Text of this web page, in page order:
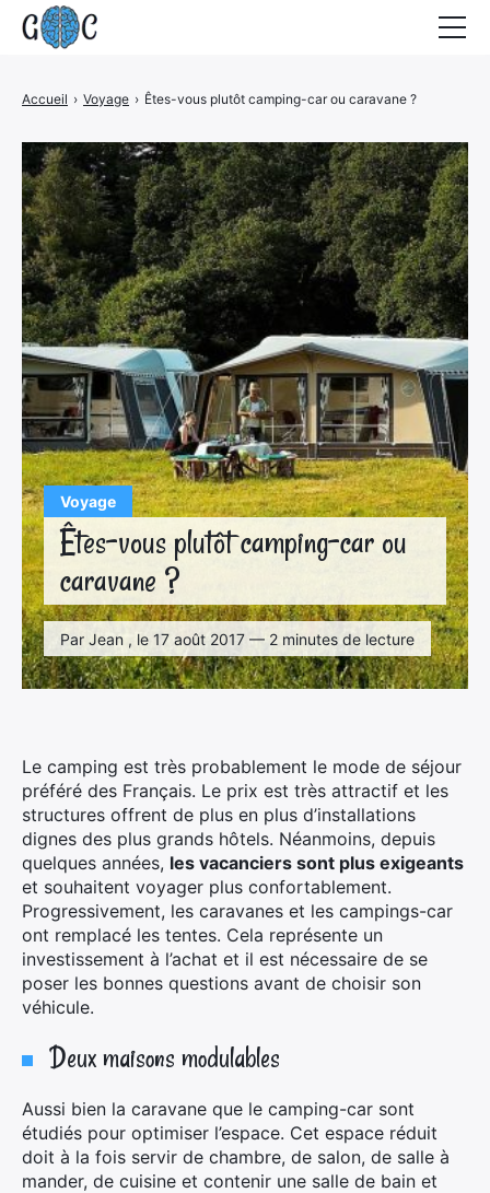
Voyage
Êtes-vous plutôt camping-car ou
caravane ?
Par Jean , le 17 août 2017 — 2 minutes de lecture
Accueil › Voyage › Êtes-vous plutôt camping-car ou caravane ?
Le camping est très probablement le mode de séjour
préféré des Français. Le prix est très attractif et les
structures offrent de plus en plus d’installations
dignes des plus grands hôtels. Néanmoins, depuis
quelques années, les vacanciers sont plus exigeants
et souhaitent voyager plus confortablement.
Progressivement, les caravanes et les campings-car
ont remplacé les tentes. Cela représente un
investissement à l’achat et il est nécessaire de se
poser les bonnes questions avant de choisir son
véhicule.
Deux maisons modulables
Aussi bien la caravane que le camping-car sont
étudiés pour optimiser l’espace. Cet espace réduit
doit à la fois servir de chambre, de salon, de salle à
mander, de cuisine et contenir une salle de bain et
Contact